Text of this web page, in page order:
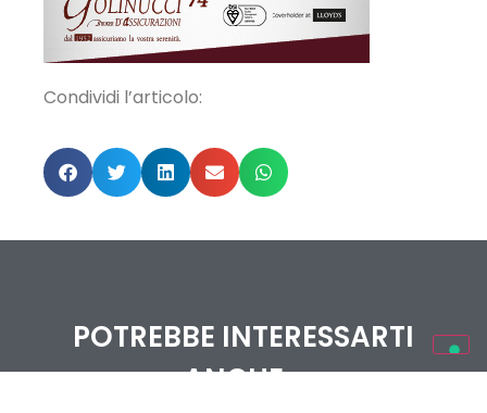
Condividi l’articolo:
POTREBBE INTERESSARTI
ANCHE...